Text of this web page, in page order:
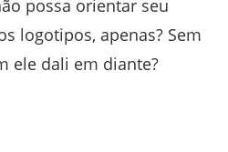
possa orientar seu
logotipos, apenas? Sem
ele dali em diante?